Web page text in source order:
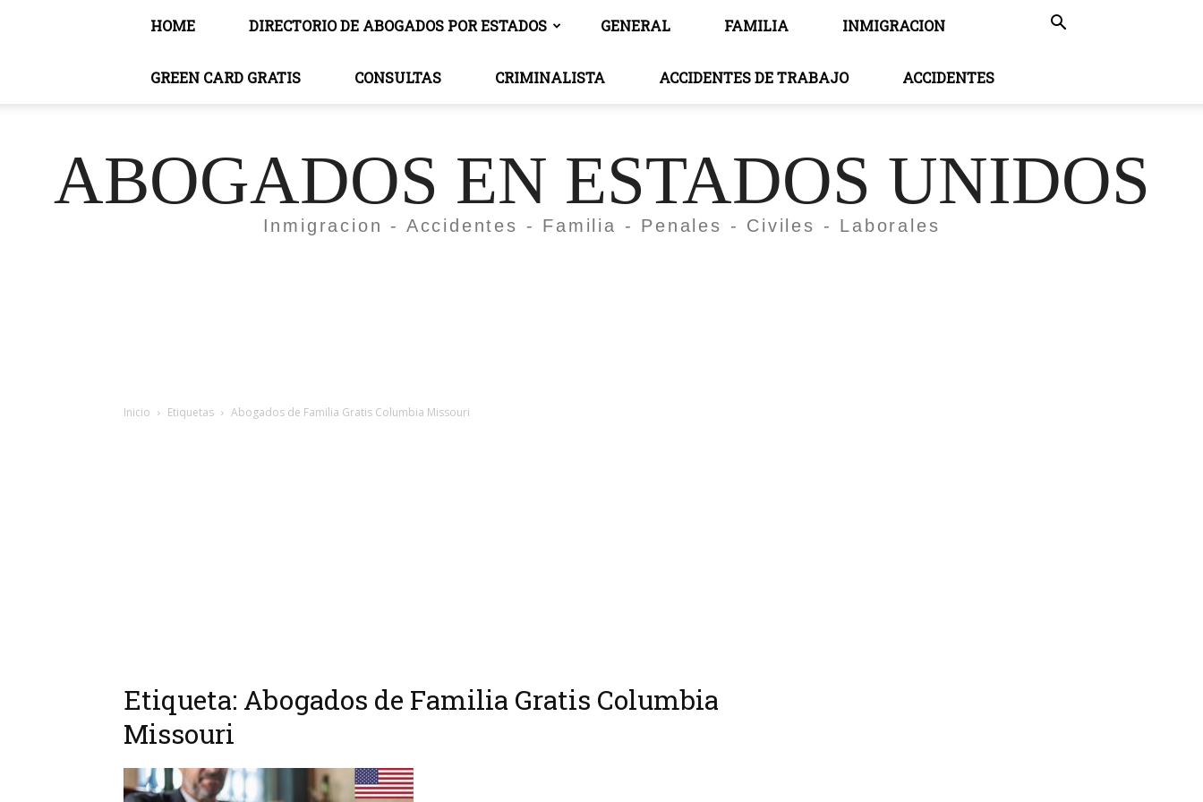
HOME DIRECTORIO DE ABOGADOS POR ESTADOS GENERAL FAMILIA INMIGRACION
GREEN CARD GRATIS CONSULTAS CRIMINALISTA ACCIDENTES DE TRABAJO ACCIDENTES
ABOGADOS EN ESTADOS UNIDOS
Inmigracion - Accidentes - Familia - Penales - Civiles - Laborales
Inicio Etiquetas Abogados de Familia Gratis Columbia Missouri
Etiqueta: Abogados de Familia Gratis Columbia
Missouri